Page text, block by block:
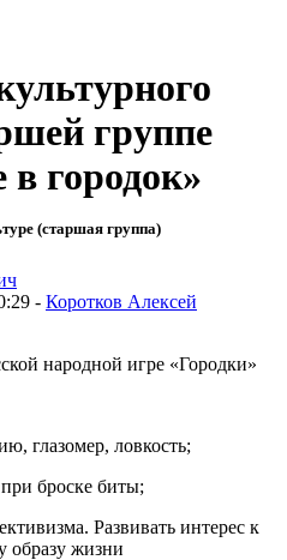
группе
городок»
(старшая группа)
- Коротков Алексей
народной игре «Городки»
глазомер, ловкость;
броске биты;
Развивать интерес к
образу жизни